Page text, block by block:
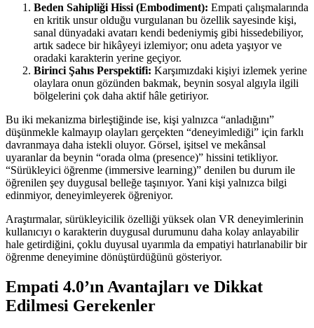
Beden Sahipliği Hissi (Embodiment): Empati çalışmalarında
en kritik unsur olduğu vurgulanan bu özellik sayesinde kişi,
sanal dünyadaki avatarı kendi bedeniymiş gibi hissedebiliyor,
artık sadece bir hikâyeyi izlemiyor; onu adeta yaşıyor ve
oradaki karakterin yerine geçiyor.
Birinci Şahıs Perspektifi: Karşımızdaki kişiyi izlemek yerine
olaylara onun gözünden bakmak, beynin sosyal algıyla ilgili
bölgelerini çok daha aktif hâle getiriyor.
Bu iki mekanizma birleştiğinde ise, kişi yalnızca “anladığını”
düşünmekle kalmayıp olayları gerçekten “deneyimlediği” için farklı
davranmaya daha istekli oluyor. Görsel, işitsel ve mekânsal
uyaranlar da beynin “orada olma (presence)” hissini tetikliyor.
“Sürükleyici öğrenme (immersive learning)” denilen bu durum ile
öğrenilen şey duygusal belleğe taşınıyor. Yani kişi yalnızca bilgi
edinmiyor, deneyimleyerek öğreniyor.
Araştırmalar, sürükleyicilik özelliği yüksek olan VR deneyimlerinin
kullanıcıyı o karakterin duygusal durumunu daha kolay anlayabilir
hale getirdiğini, çoklu duyusal uyarımla da empatiyi hatırlanabilir bir
öğrenme deneyimine dönüştürdüğünü gösteriyor.
Empati 4.0’ın Avantajları ve Dikkat
Edilmesi Gerekenler